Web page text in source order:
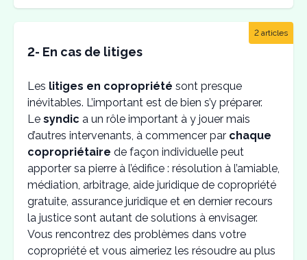
2 articles
2- En cas de litiges
Les litiges en copropriété sont presque
inévitables. L’important est de bien s’y préparer.
Le syndic a un rôle important à y jouer mais
d’autres intervenants, à commencer par chaque
copropriétaire de façon individuelle peut
apporter sa pierre à l’édifice : résolution à l’amiable,
médiation, arbitrage, aide juridique de copropriété
gratuite, assurance juridique et en dernier recours
la justice sont autant de solutions à envisager.
Vous rencontrez des problèmes dans votre
copropriété et vous aimeriez les résoudre au plus